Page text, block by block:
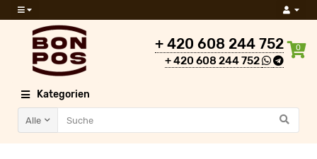
+ 420 608 244 752
+ 420 608 244 752
0
Kategorien
Alle